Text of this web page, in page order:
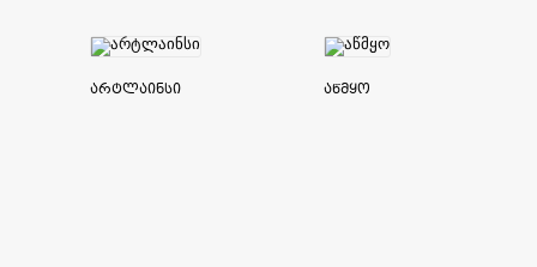
არტლაინსი აწმყო